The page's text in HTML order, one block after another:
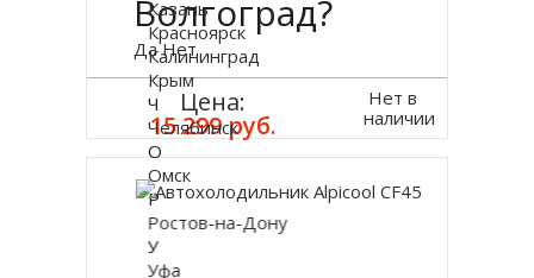
Цена:
15 299 руб.
Нет в
наличии
Волгоград?
Да Нет
Казань
Красноярск
Калининград
Крым
Ч
Челябинск
О
Омск
Р
Ростов-на-Дону
У
Уфа